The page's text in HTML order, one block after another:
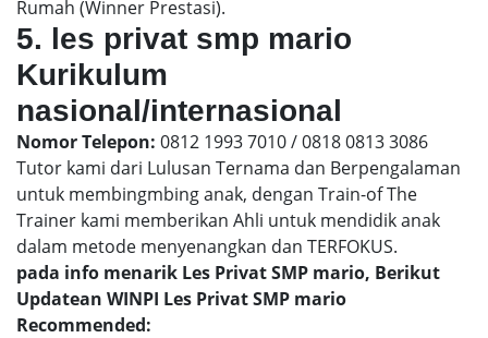
Rumah (Winner Prestasi).
5. les privat smp mario
Kurikulum
nasional/internasional
Nomor Telepon: 0812 1993 7010 / 0818 0813 3086
Tutor kami dari Lulusan Ternama dan Berpengalaman
untuk membingmbing anak, dengan Train-of The
Trainer kami memberikan Ahli untuk mendidik anak
dalam metode menyenangkan dan TERFOKUS.
pada info menarik Les Privat SMP mario, Berikut
Updatean WINPI Les Privat SMP mario
Recommended: